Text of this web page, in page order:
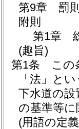
第9章
罰
附則
第1章
(趣旨)
第1条
この
「法」と
下水道の設
の基準等
(用語の定